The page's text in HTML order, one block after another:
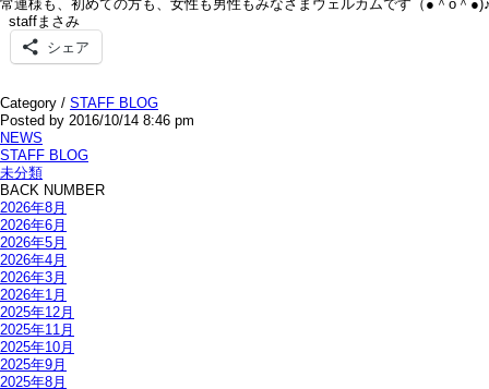
常連様も、初めての方も、女性も男性もみなさまウェルカムです（●＾o＾
staffまさみ
シェア
Category / STAFF BLOG
Posted by 2016/10/14 8:46 pm
NEWS
STAFF BLOG
未分類
BACK NUMBER
2026年8月
2026年6月
2026年5月
2026年4月
2026年3月
2026年1月
2025年12月
2025年11月
2025年10月
2025年9月
2025年8月